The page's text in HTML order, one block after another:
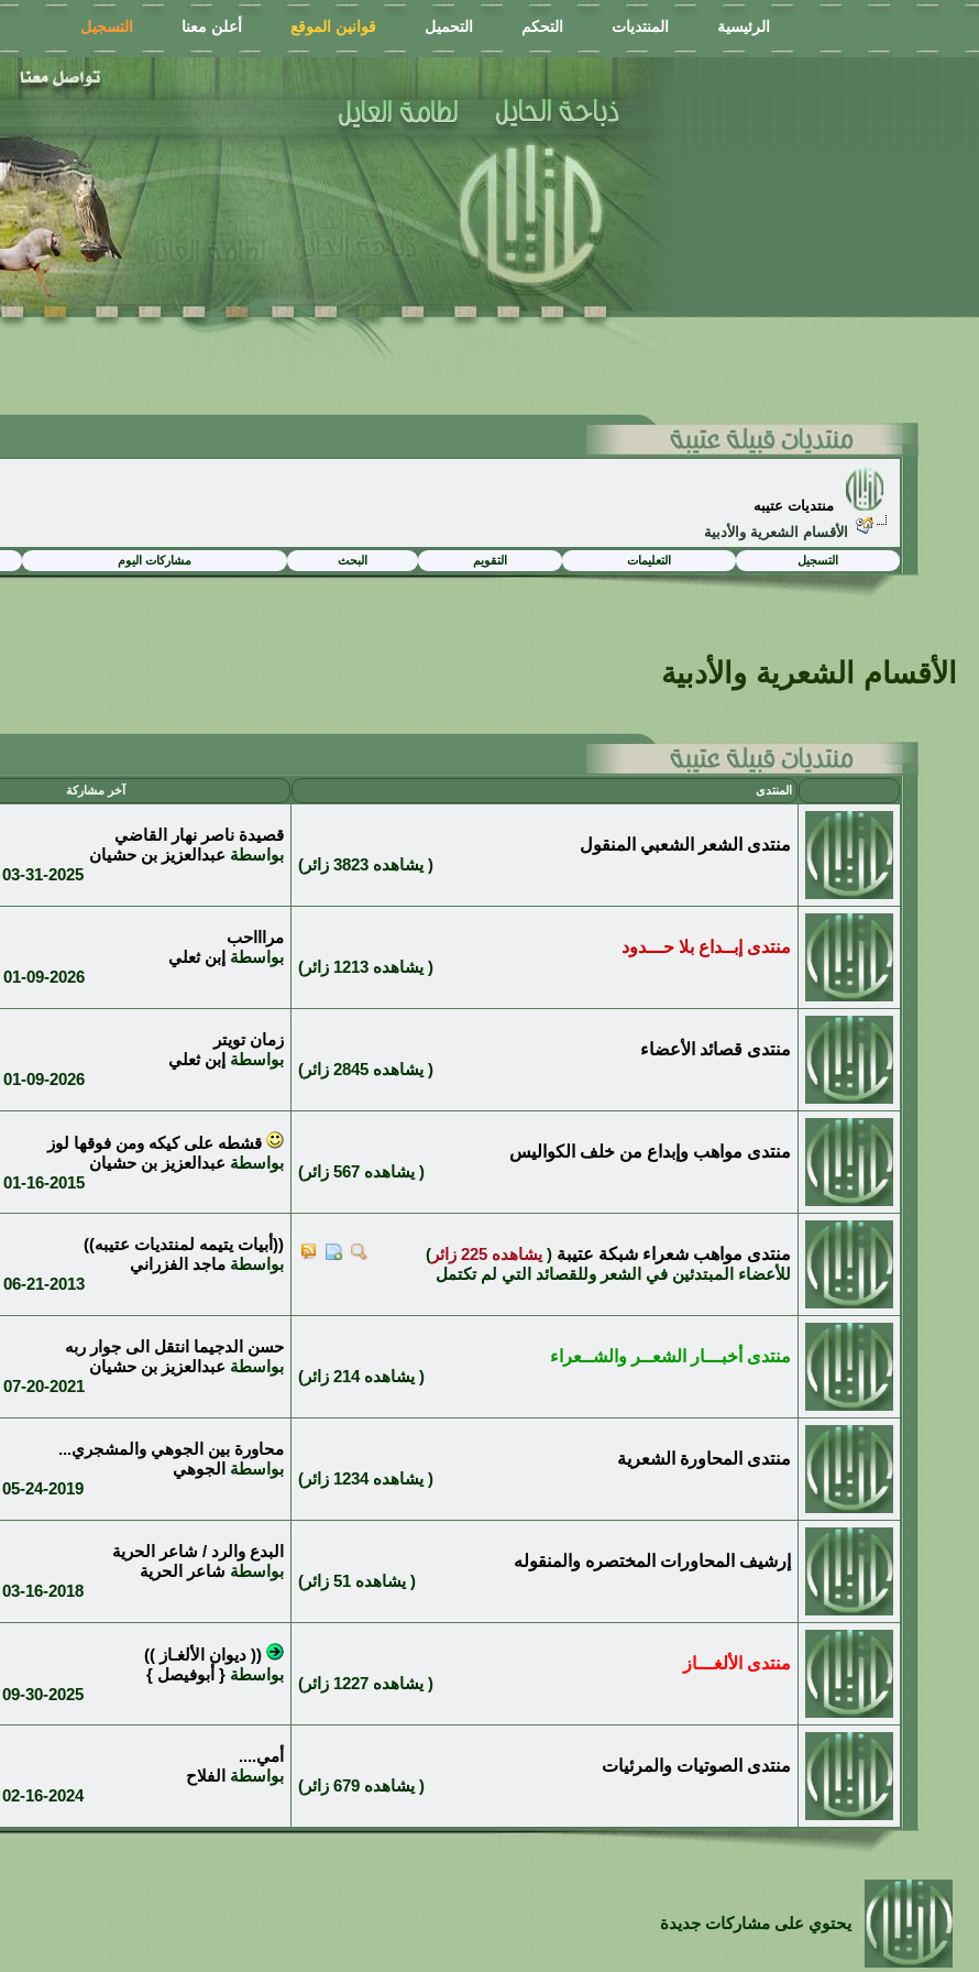
الرئيسية المنتديات التحكم التحميل قوانين الموقع أعلن معنا التسجيل
منتديات عتيبه
الأقسام الشعرية والأدبية
التسجيل التعليمات التقويم البحث مشاركات اليوم
الأقسام الشعرية والأدبية
المنتدى آخر مشاركة
منتدى الشعر الشعبي المنقول
( يشاهده 3823 زائر)
قصيدة ناصر نهار القاضي
بواسطة عبدالعزيز بن حشيان
03-31-2025
منتدى إبــداع بلا حـــدود
( يشاهده 1213 زائر)
مراااحب
بواسطة إبن ثعلي
01-09-2026
منتدى قصائد الأعضاء
( يشاهده 2845 زائر)
زمان تويتر
بواسطة إبن ثعلي
01-09-2026
منتدى مواهب وإبداع من خلف الكواليس
( يشاهده 567 زائر)
قشطه على كيكه ومن فوقها لوز
بواسطة عبدالعزيز بن حشيان
01-16-2015
منتدى مواهب شعراء شبكة عتيبة ( يشاهده 225 زائر
)
للأعضاء المبتدئين في الشعر وللقصائد التي لم تكتمل
((أبيات يتيمه لمنتديات عتيبه))
بواسطة ماجد الفزراني
06-21-2013
منتدى أخبـــار الشعــر والشــعراء
( يشاهده 214 زائر)
حسن الدجيما انتقل الى جوار ربه
بواسطة عبدالعزيز بن حشيان
07-20-2021
منتدى المحاورة الشعرية
( يشاهده 1234 زائر)
محاورة بين الجوهي والمشجري...
بواسطة الجوهي
05-24-2019
إرشيف المحاورات المختصره والمنقوله
( يشاهده 51 زائر)
البدع والرد / شاعر الحرية
بواسطة شاعر الحرية
03-16-2018
منتدى الألغـــاز
( يشاهده 1227 زائر)
(( ديوان الألغـاز ))
بواسطة { أبوفيصل }
09-30-2025
منتدى الصوتيات والمرئيات
( يشاهده 679 زائر)
أمي....
بواسطة الفلاح
02-16-2024
يحتوي على مشاركات جديدة